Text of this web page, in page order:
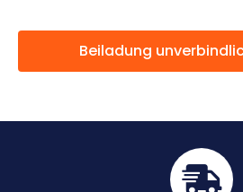
Beiladung